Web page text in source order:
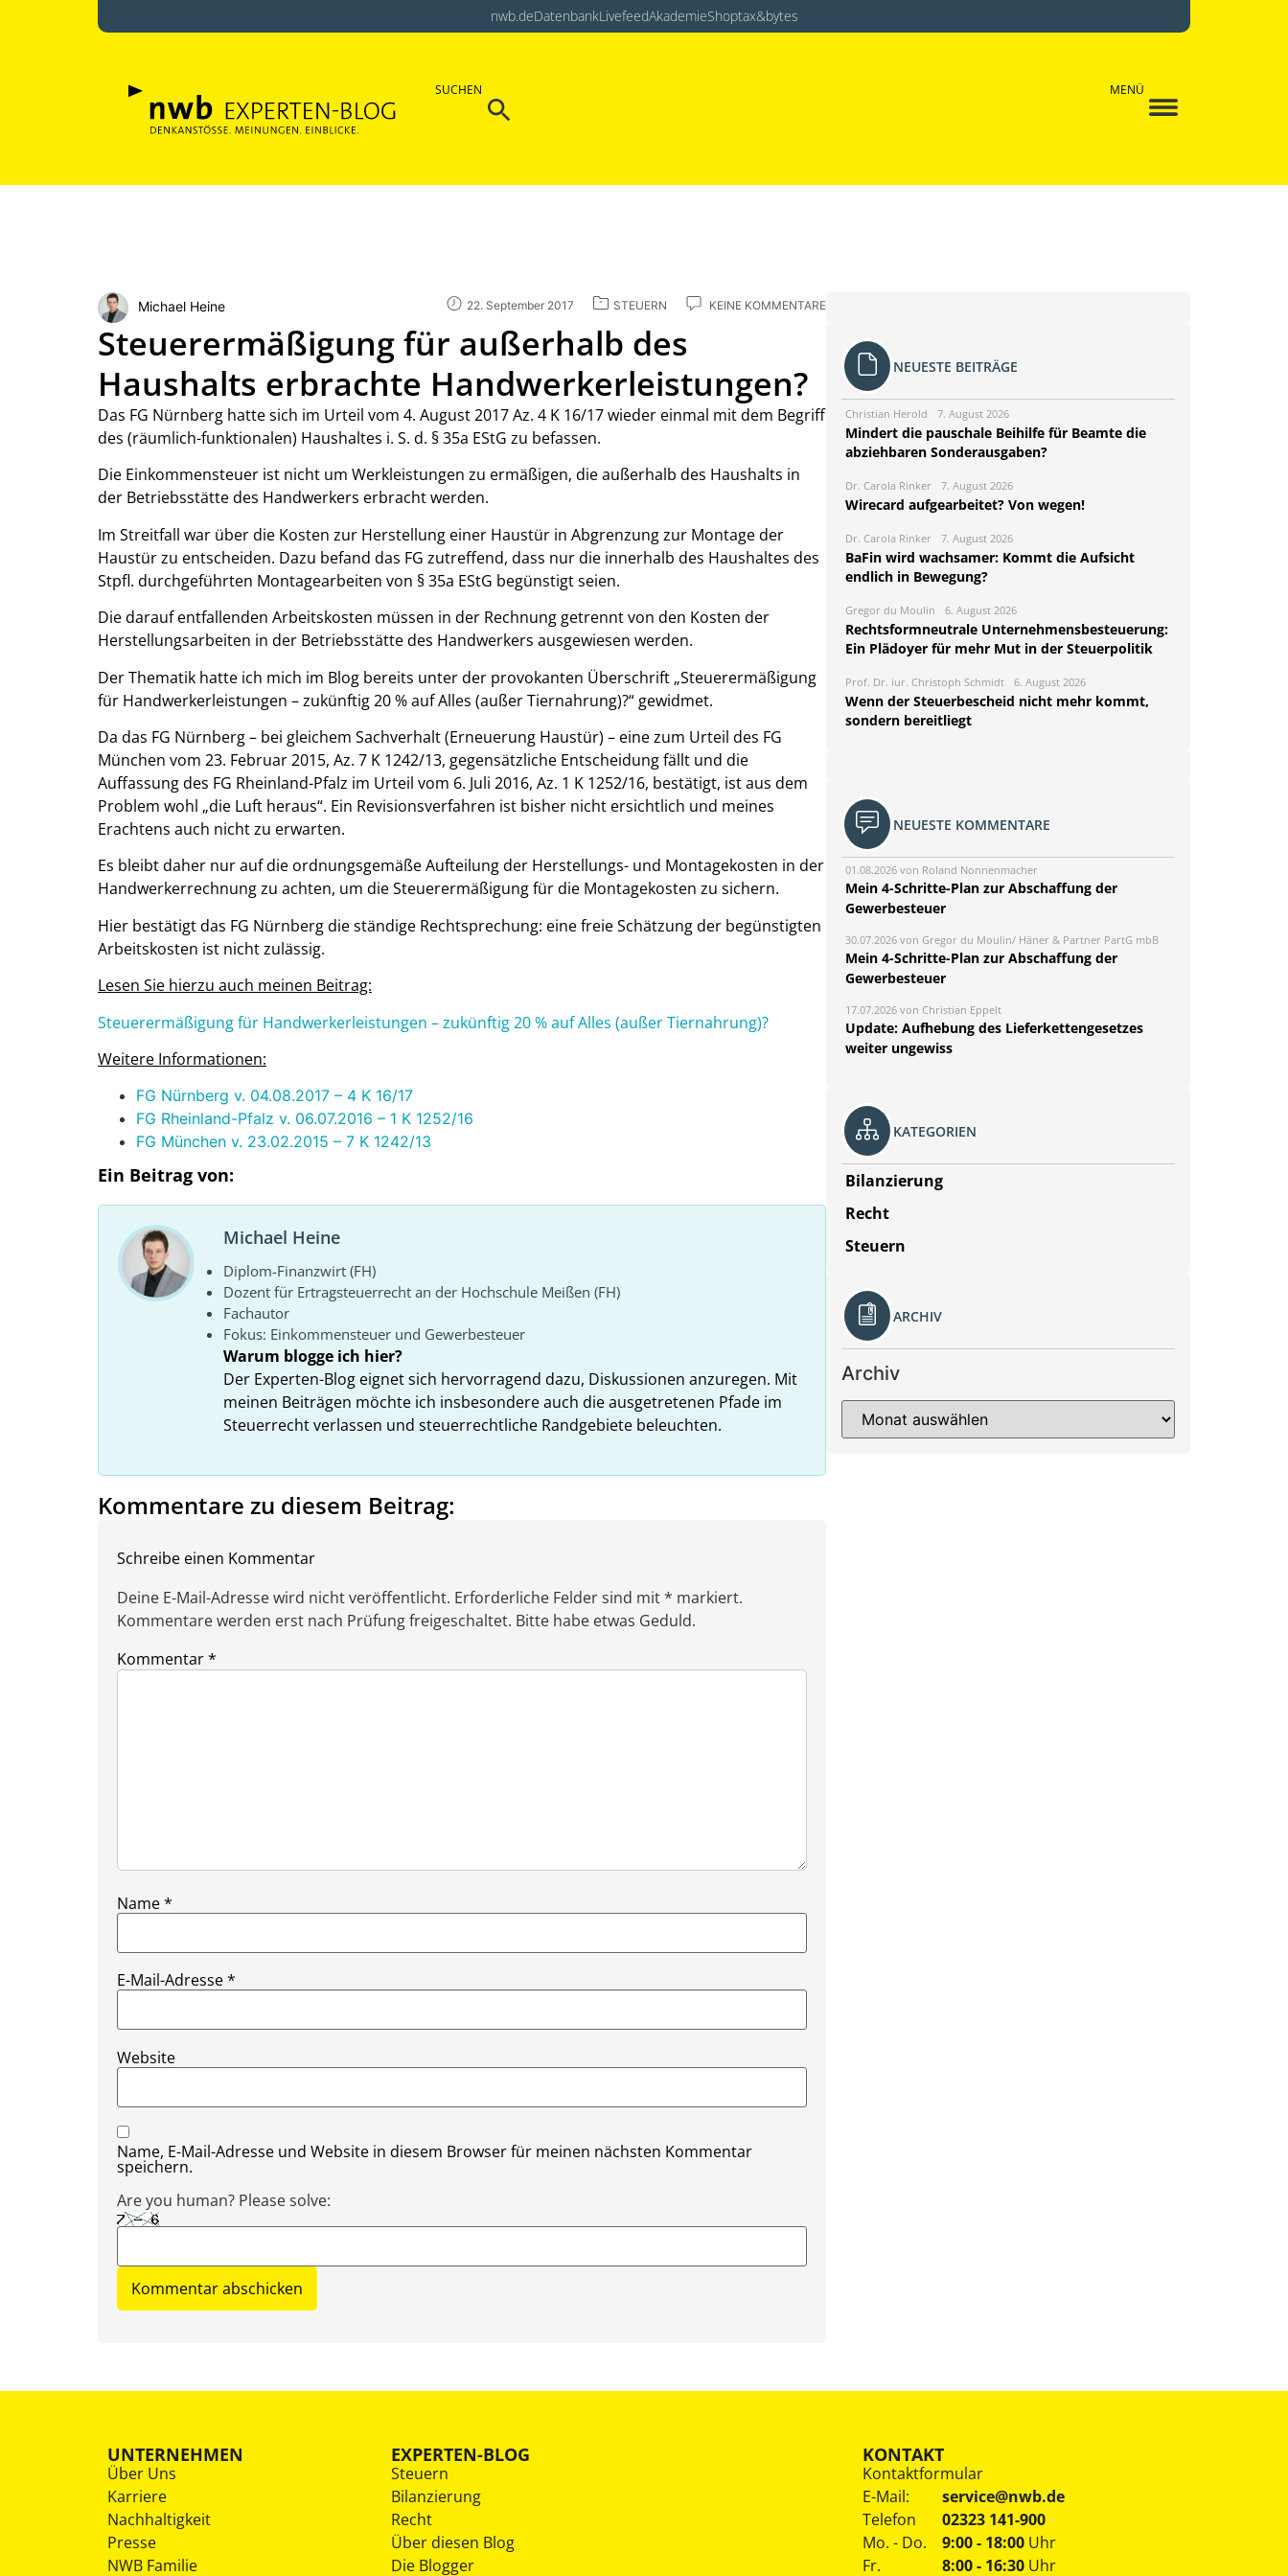
nwb.deDatenbankLivefeedAkademieShoptax&bytes
SUCHEN
Search
MENÜ
Michael Heine 22. September 2017 STEUERN KEINE KOMMENTARE
Steuerermäßigung für außerhalb des
Haushalts erbrachte Handwerkerleistungen?
Das FG Nürnberg hatte sich im Urteil vom 4. August 2017 Az. 4 K 16/17 wieder einmal mit dem Begriff
des (räumlich-funktionalen) Haushaltes i. S. d. § 35a EStG zu befassen.
Die Einkommensteuer ist nicht um Werkleistungen zu ermäßigen, die außerhalb des Haushalts in
der Betriebsstätte des Handwerkers erbracht werden.
Im Streitfall war über die Kosten zur Herstellung einer Haustür in Abgrenzung zur Montage der
Haustür zu entscheiden. Dazu befand das FG zutreffend, dass nur die innerhalb des Haushaltes des
Stpfl. durchgeführten Montagearbeiten von § 35a EStG begünstigt seien.
Die darauf entfallenden Arbeitskosten müssen in der Rechnung getrennt von den Kosten der
Herstellungsarbeiten in der Betriebsstätte des Handwerkers ausgewiesen werden.
Der Thematik hatte ich mich im Blog bereits unter der provokanten Überschrift „Steuerermäßigung
für Handwerkerleistungen – zukünftig 20 % auf Alles (außer Tiernahrung)?“ gewidmet.
Da das FG Nürnberg – bei gleichem Sachverhalt (Erneuerung Haustür) – eine zum Urteil des FG
München vom 23. Februar 2015, Az. 7 K 1242/13, gegensätzliche Entscheidung fällt und die
Auffassung des FG Rheinland-Pfalz im Urteil vom 6. Juli 2016, Az. 1 K 1252/16, bestätigt, ist aus dem
Problem wohl „die Luft heraus“. Ein Revisionsverfahren ist bisher nicht ersichtlich und meines
Erachtens auch nicht zu erwarten.
Es bleibt daher nur auf die ordnungsgemäße Aufteilung der Herstellungs- und Montagekosten in der
Handwerkerrechnung zu achten, um die Steuerermäßigung für die Montagekosten zu sichern.
Hier bestätigt das FG Nürnberg die ständige Rechtsprechung: eine freie Schätzung der begünstigten
Arbeitskosten ist nicht zulässig.
Lesen Sie hierzu auch meinen Beitrag:
Steuerermäßigung für Handwerkerleistungen – zukünftig 20 % auf Alles (außer Tiernahrung)?
Weitere Informationen:
FG Nürnberg v. 04.08.2017 – 4 K 16/17
FG Rheinland-Pfalz v. 06.07.2016 – 1 K 1252/16
FG München v. 23.02.2015 – 7 K 1242/13
Ein Beitrag von:
Michael Heine
Diplom-Finanzwirt (FH)
Dozent für Ertragsteuerrecht an der Hochschule Meißen (FH)
Fachautor
Fokus: Einkommensteuer und Gewerbesteuer
Warum blogge ich hier?
Der Experten-Blog eignet sich hervorragend dazu, Diskussionen anzuregen. Mit
meinen Beiträgen möchte ich insbesondere auch die ausgetretenen Pfade im
Steuerrecht verlassen und steuerrechtliche Randgebiete beleuchten.
Kommentare zu diesem Beitrag:
Schreibe einen Kommentar
Deine E-Mail-Adresse wird nicht veröffentlicht. Erforderliche Felder sind mit * markiert.
Kommentare werden erst nach Prüfung freigeschaltet. Bitte habe etwas Geduld.
Kommentar*
Name*
E-Mail-Adresse*
Website
Name, E-Mail-Adresse und Website in diesem Browser für meinen nächsten Kommentar
speichern.
Are you human? Please solve:
NEUESTE BEITRÄGE
Christian Herold 7. August 2026
Mindert die pauschale Beihilfe für Beamte die
abziehbaren Sonderausgaben?
Dr. Carola Rinker 7. August 2026
Wirecard aufgearbeitet? Von wegen!
Dr. Carola Rinker 7. August 2026
BaFin wird wachsamer: Kommt die Aufsicht
endlich in Bewegung?
Gregor du Moulin 6. August 2026
Rechtsformneutrale Unternehmensbesteuerung:
Ein Plädoyer für mehr Mut in der Steuerpolitik
Prof. Dr. iur. Christoph Schmidt 6. August 2026
Wenn der Steuerbescheid nicht mehr kommt,
sondern bereitliegt
NEUESTE KOMMENTARE
01.08.2026 von Roland Nonnenmacher
Mein 4-Schritte-Plan zur Abschaffung der
Gewerbesteuer
30.07.2026 von Gregor du Moulin/ Häner & Partner PartG mbB
Mein 4-Schritte-Plan zur Abschaffung der
Gewerbesteuer
17.07.2026 von Christian Eppelt
Update: Aufhebung des Lieferkettengesetzes
weiter ungewiss
KATEGORIEN
Bilanzierung
Recht
Steuern
ARCHIV
Archiv
UNTERNEHMEN
Über Uns
Karriere
Nachhaltigkeit
Presse
NWB Familie
EXPERTEN-BLOG
Steuern
Bilanzierung
Recht
Über diesen Blog
Die Blogger
KONTAKT
Kontaktformular
E-Mail:
service@nwb.de
Telefon
02323 141-900
Mo. - Do.
Fr.
9:00 - 18:00 Uhr
8:00 - 16:30 Uhr